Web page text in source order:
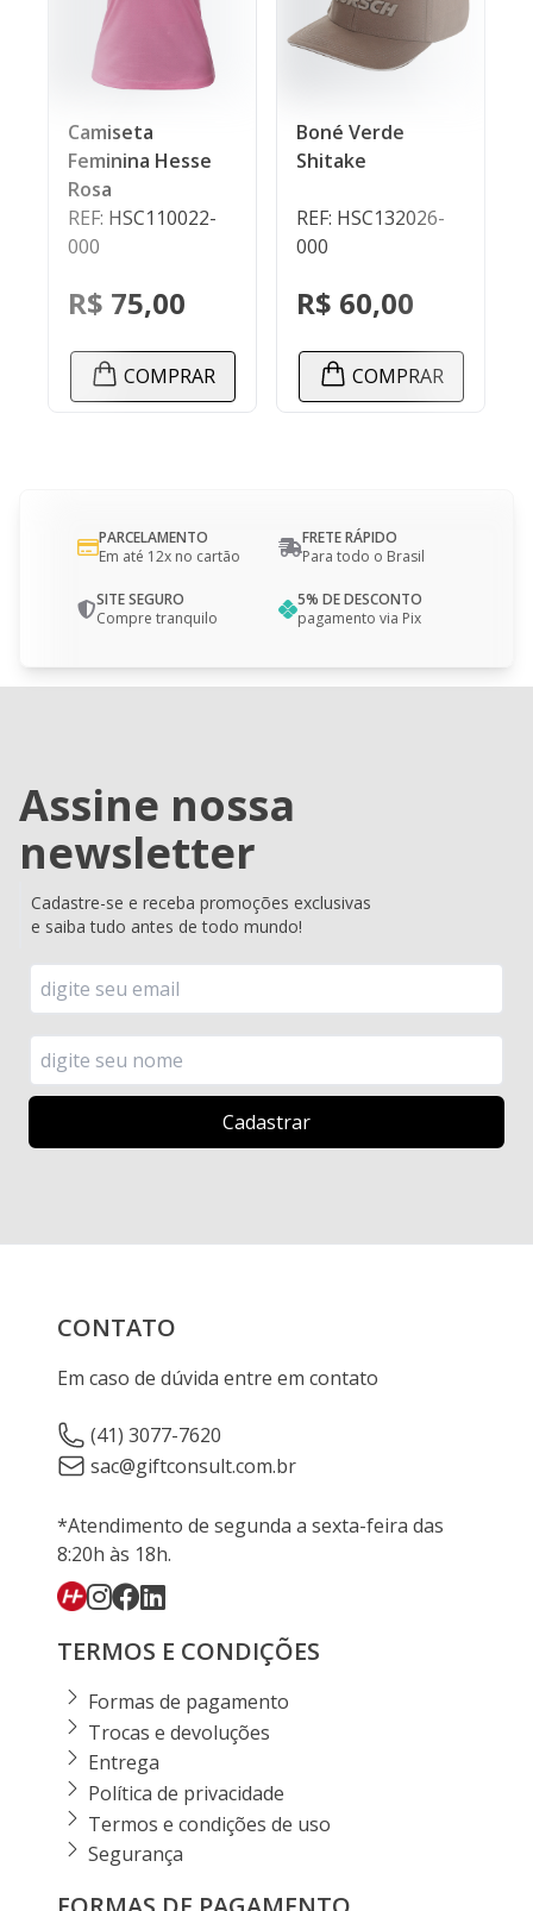
Camiseta
Feminina Hesse
Rosa
REF: HSC110022-
000
R$ 75,00
COMPRAR
Boné Verde
Shitake
REF: HSC132026-
000
R$ 60,00
COMPRAR
PARCELAMENTO
Em até 12x no cartão
FRETE RÁPIDO
Para todo o Brasil
SITE SEGURO
Compre tranquilo
5% DE DESCONTO
pagamento via Pix
Assine nossa
newsletter
Cadastre-se e receba promoções exclusivas
e saiba tudo antes de todo mundo!
CONTATO
Em caso de dúvida entre em contato
(41) 3077-7620
sac@giftconsult.com.br
*Atendimento de segunda a sexta-feira das
8:20h às 18h.
TERMOS E CONDIÇÕES
Formas de pagamento
Trocas e devoluções
Entrega
Política de privacidade
Termos e condições de uso
Segurança